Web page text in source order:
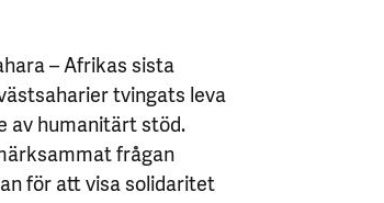
– Afrikas sista
tvingats leva
av humanitärt stöd.
frågan
för att visa solidaritet